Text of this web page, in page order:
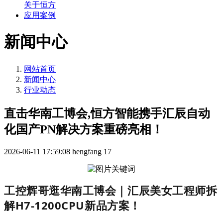
关于恒方
应用案例
新闻中心
网站首页
新闻中心
行业动态
直击华南工博会,恒方智能携手汇辰自动
化国产PN解决方案重磅亮相！
2026-06-11 17:59:08 hengfang 17
工控辉哥逛华南工博会｜汇辰美女工程师拆
解H7-1200CPU新品方案！